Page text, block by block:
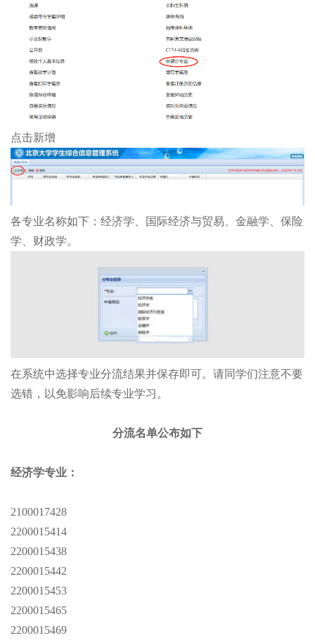
点击新增
各专业名称如下：经济学、国际经济与贸易、金融学、保险
学、财政学。
在系统中选择专业分流结果并保存即可。请同学们注意不要
选错，以免影响后续专业学习。
分流名单公布如下
经济学专业：
2100017428
2200015414
2200015438
2200015442
2200015453
2200015465
2200015469